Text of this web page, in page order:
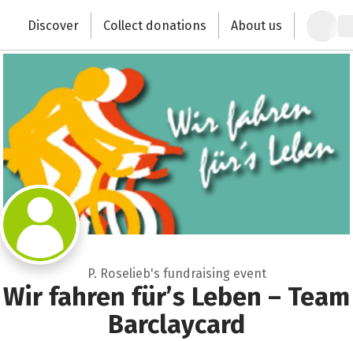
Change the world with your donation
Discover Collect donations About us
P. Roselieb's fundraising event
Wir fahren für’s Leben – Team
Barclaycard